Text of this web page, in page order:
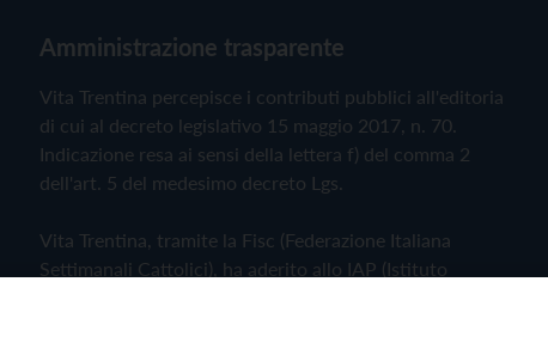
Amministrazione trasparente
Vita Trentina percepisce i contributi pubblici all'editoria
di cui al decreto legislativo 15 maggio 2017, n. 70.
Indicazione resa ai sensi della lettera f) del comma 2
dell'art. 5 del medesimo decreto Lgs.
Vita Trentina, tramite la Fisc (Federazione Italiana
Settimanali Cattolici), ha aderito allo IAP (Istituto